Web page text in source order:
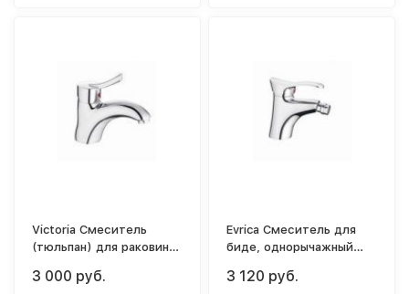
Victoria Смеситель
(тюльпан) для раковины
ф40
3 000 руб.
Evrica Смеситель для
биде, однорычажный
3 120 руб.